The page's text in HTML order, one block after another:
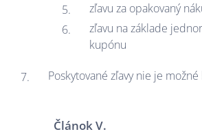
zľavu za opakovaný
zľavu na základe
kupónu
Poskytované zľavy nie je
Článok V.